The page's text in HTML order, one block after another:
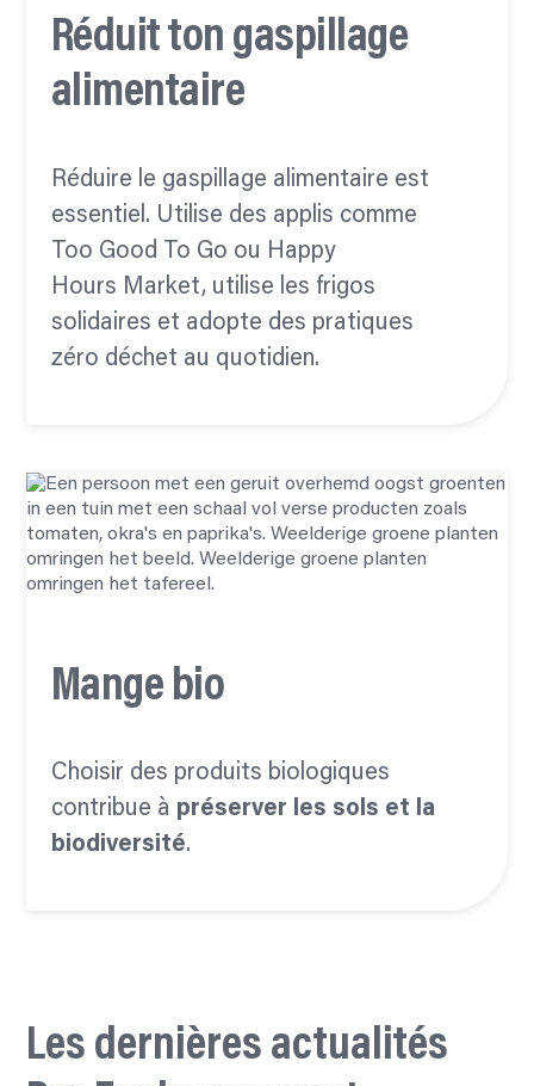
Réduit ton gaspillage
alimentaire
Réduire le gaspillage alimentaire est
essentiel. Utilise des applis comme
Too Good To Go ou Happy
Hours Market, utilise les frigos
solidaires et adopte des pratiques
zéro déchet au quotidien.
Mange bio
Choisir des produits biologiques
contribue à préserver les sols et la
biodiversité.
Les dernières actualités